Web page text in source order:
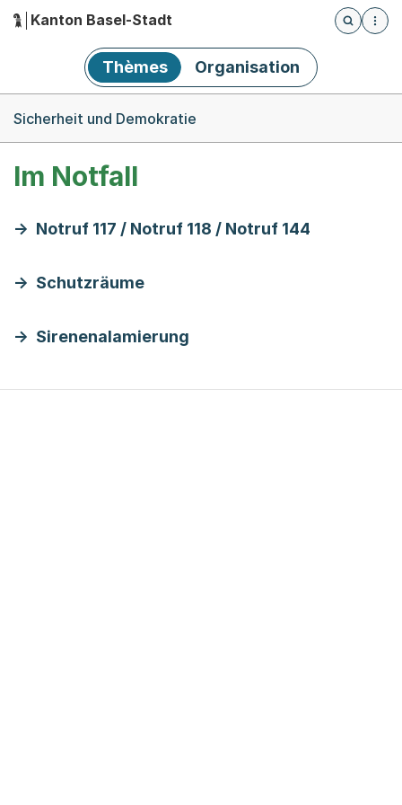
Hauptnavigation
Kanton Basel-Stadt
Öffnet
Thèmes Organisation
Sicherheit und Demokratie
Im Notfall
Notruf 117 / Notruf 118 / Notruf 144
Schutzräume
Sirenenalamierung